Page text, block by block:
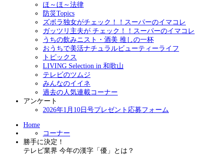
ほ～ほ～法律
防災Topics
ズボラ独女がチェック！！スーパーのイマコレ
ガッツリ主夫が チェック！！スーパーのイマコレ
うちの飲みニスト・酒美 推しの一杯
おうちで美活ナチュラルビューティーライフ
トピックス
LIVING Selection in 和歌山
テレビのツムジ
みんなのイイネ
過去の人気連載コーナー
アンケート
2026年1月10日号プレゼント応募フォーム
Home
コーナー
勝手に決定！
テレビ業界 今年の漢字「優」とは？